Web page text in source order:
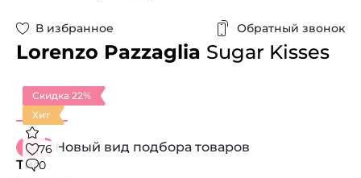
В избранное Обратный звонок
Lorenzo Pazzaglia Sugar Kisses
Скидка 22%
Хит
76
0
Новый вид подбора товаров
Тип